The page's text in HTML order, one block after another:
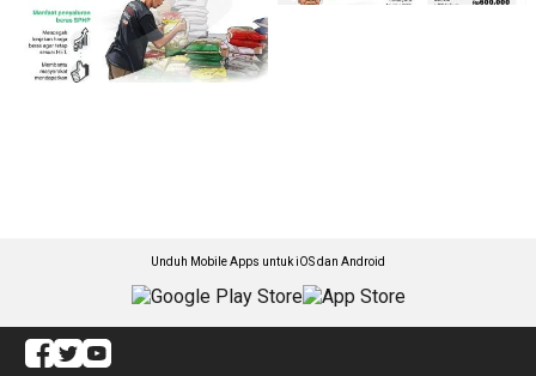
Unduh Mobile Apps untuk iOS dan Android